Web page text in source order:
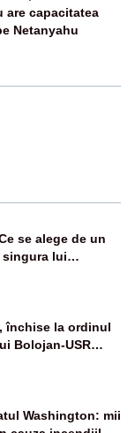
are capacitatea
Netanyahu
se alege de un
singura lui
închise la ordinul
Bolojan-USR
Washington: mii